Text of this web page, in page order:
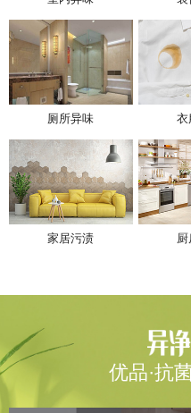
厕所异味 衣
家居污渍
优品·抗